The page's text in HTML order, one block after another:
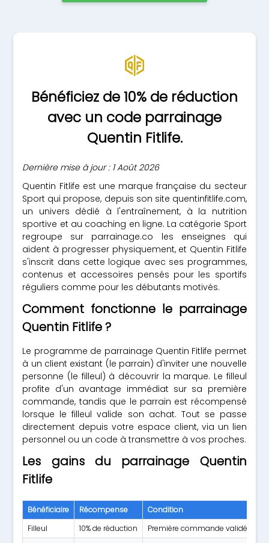
Bénéficiez de 10% de réduction
avec un code parrainage
Quentin Fitlife.
Dernière mise à jour : 1 Août 2026
Quentin Fitlife est une marque française du secteur
Sport qui propose, depuis son site quentinfitlife.com,
un univers dédié à l'entraînement, à la nutrition
sportive et au coaching en ligne. La catégorie Sport
regroupe sur parrainage.co les enseignes qui
aident à progresser physiquement, et Quentin Fitlife
s'inscrit dans cette logique avec ses programmes,
contenus et accessoires pensés pour les sportifs
réguliers comme pour les débutants motivés.
Comment fonctionne le parrainage
Quentin Fitlife ?
Le programme de parrainage Quentin Fitlife permet
à un client existant (le parrain) d'inviter une nouvelle
personne (le filleul) à découvrir la marque. Le filleul
profite d'un avantage immédiat sur sa première
commande, tandis que le parrain est récompensé
lorsque le filleul valide son achat. Tout se passe
directement depuis votre espace client, via un lien
personnel ou un code à transmettre à vos proches.
Les gains du parrainage Quentin
Fitlife
Bénéficiaire Récompense
Condition
Filleul
10% de réduction
Première commande validée